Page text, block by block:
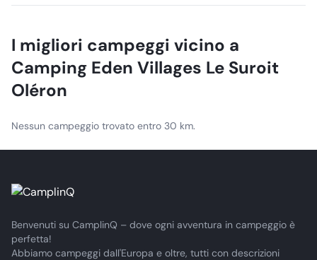
I migliori campeggi vicino a
Camping Eden Villages Le Suroit
Oléron
Nessun campeggio trovato entro 30 km.
Benvenuti su CamplinQ – dove ogni avventura in campeggio è
perfetta!
Abbiamo campeggi dall'Europa e oltre, tutti con descrizioni